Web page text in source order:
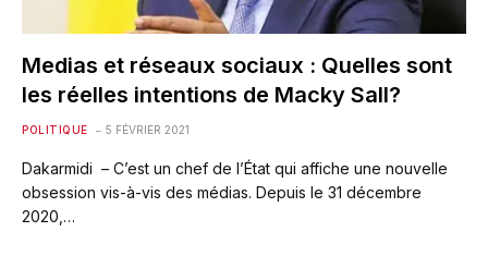
Medias et réseaux sociaux : Quelles sont
les réelles intentions de Macky Sall?
POLITIQUE 5 FÉVRIER 2021
Dakarmidi – C’est un chef de l’État qui affiche une nouvelle
obsession vis-à-vis des médias. Depuis le 31 décembre
2020,…